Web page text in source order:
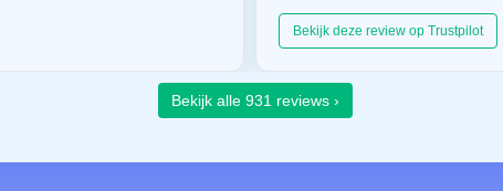
Bekijk deze review op Trustpilot
Bekijk alle 931 reviews ›